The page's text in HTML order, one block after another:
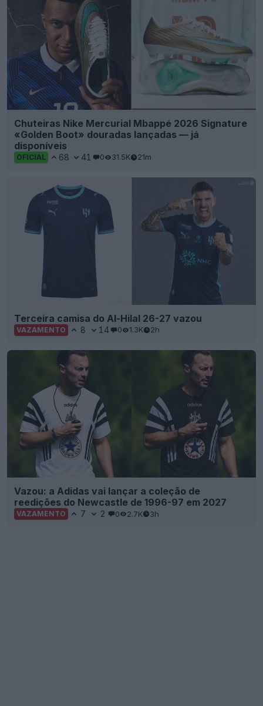
Chuteiras Nike Mercurial Mbappé 2026 Signature
«Golden Boot» douradas lançadas — já
disponíveis
OFICIAL 68 41 0 31.5K 21m
Terceira camisa do Al-Hilal 26-27 vazou
VAZAMENTO 8 14 0 1.3K 2h
Vazou: a Adidas vai lançar a coleção de
reedições do Newcastle de 1996-97 em 2027
VAZAMENTO 7 2 0 2.7K 3h